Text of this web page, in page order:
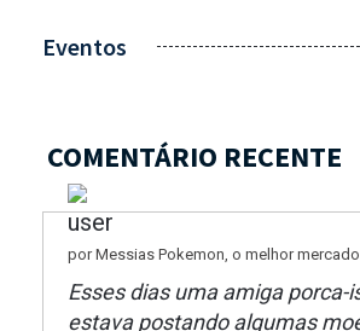
Eventos
COMENTÁRIO RECENTE
por Messias Pokemon, o melhor
Esses dias uma amiga porca-
estava postando algumas